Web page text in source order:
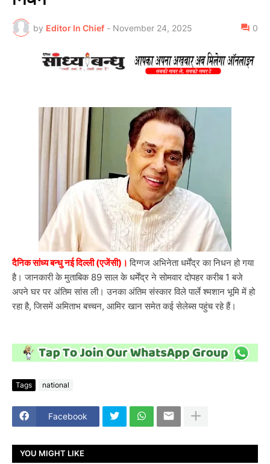
by Editor In Chief - November 24, 2025 0
दैनिक सांध्य बन्धु नई दिल्ली (एजेंसी)।दिग्गज अभिनेता धर्मेंद्र का निधन हो गया
है। जानकारी के मुताबिक 89 साल के धर्मेंद्र ने सोमवार दोपहर करीब 1 बजे
अपने घर पर अंतिम सांस ली। उनका अंतिम संस्कार विले पार्ले श्मशान भूमि में हो
रहा है, जिसमें अमिताभ बच्चन, आमिर खान समेत कई सेलेब्स पहुंच रहे हैं।
Tags national
Facebook
YOU MIGHT LIKE